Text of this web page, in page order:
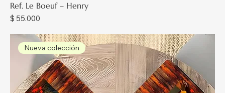
Ref. Le Boeuf – Henry
Precio
$ 55.000
Nueva colección